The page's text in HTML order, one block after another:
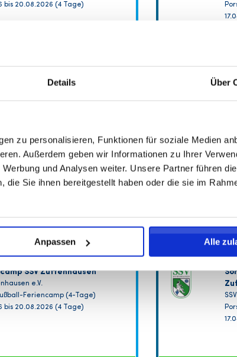
Details Über
zu personalisieren, Funktionen für soziale Medien
Außerdem geben wir Informationen zu Ihrer
und Analysen weiter. Unsere Partner führen
die Sie ihnen bereitgestellt haben oder die sie im
Anpassen Alle
bis 20.08.2026 (4 Tage)
12. August 2026, 10:00 Uhr
208,05 EUR
SSV Zuffenhausen
e.V.
Feriencamp (4-Tage)
bis 20.08.2026 (4 Tage)